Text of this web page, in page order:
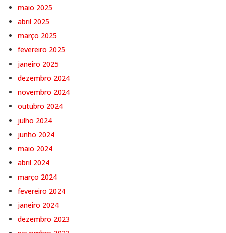
maio 2025
abril 2025
março 2025
fevereiro 2025
janeiro 2025
dezembro 2024
novembro 2024
outubro 2024
julho 2024
junho 2024
maio 2024
abril 2024
março 2024
fevereiro 2024
janeiro 2024
dezembro 2023